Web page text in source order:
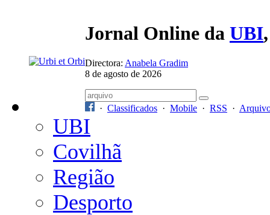
Jornal Online da UBI
Directora: Anabela Gradim
8 de agosto de 2026
· Classificados · Mobile · RSS ·
UBI
Covilhã
Região
Desporto